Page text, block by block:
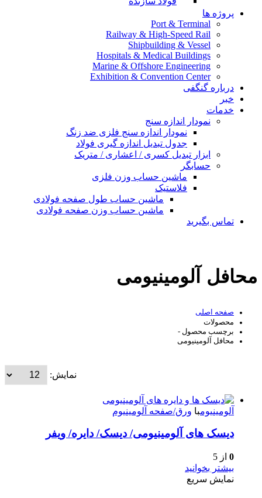
پروژه ها
Port & Terminal
Railway & High-Speed Rail
Shipbuilding & Vessel
Hospitals & Medical Buildings
Marine & Offshore Engineering
Exhibition & Convention Center
درباره گنگفی
خبر
خدمات
نمودار اندازه سنج
نمودار اندازه سنج فلزی ضد زنگ
جدول تبدیل اندازه گیری فولاد
ابزار تبدیل کسری / اعشاری / متریک
حسابگر
ماشین حساب وزن فلزی
فلاستیک
ماشین حساب طول صفحه فولادی
ماشین حساب وزن صفحه فولادی
تماس بگیرید
محافل آلومینیومی
صفحه اصلی
محصولات
برچسب محصول -
محافل آلومینیومی
نمایش:
آلومینیومبا ورق/صفحه آلومینیوم
دیسک های آلومینیومی/ دیسک/ دایره/ ویفر
0 از 5
بیشتر بخوانید
نمایش سریع